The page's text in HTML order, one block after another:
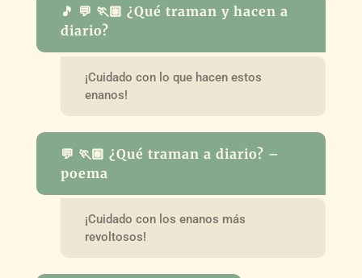
🎵 💬 🏃🏽 ¿Qué traman y hacen a
diario?
¡Cuidado con lo que hacen estos
enanos!
💬 🏃🏽 ¿Qué traman a diario? –
poema
¡Cuidado con los enanos más
revoltosos!